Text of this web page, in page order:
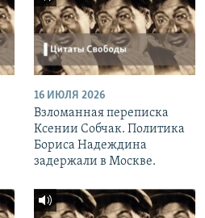
16 ИЮЛЯ 2026
Взломанная переписка
Ксении Собчак. Политика
Бориса Надеждина
задержали в Москве.